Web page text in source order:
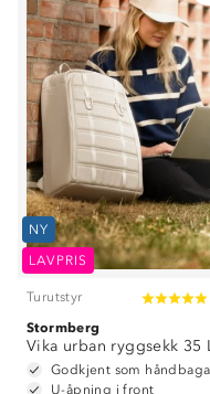
NY
LAVPRIS
Turutstyr
Stormberg
Vika urban ryggsekk 35
Godkjent som
U-åpning i front